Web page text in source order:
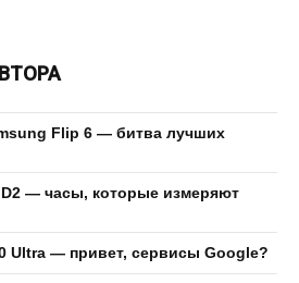
Flip 6 — битва лучших
D2 — часы, которые измеряют
Ultra — привет, сервисы Google?